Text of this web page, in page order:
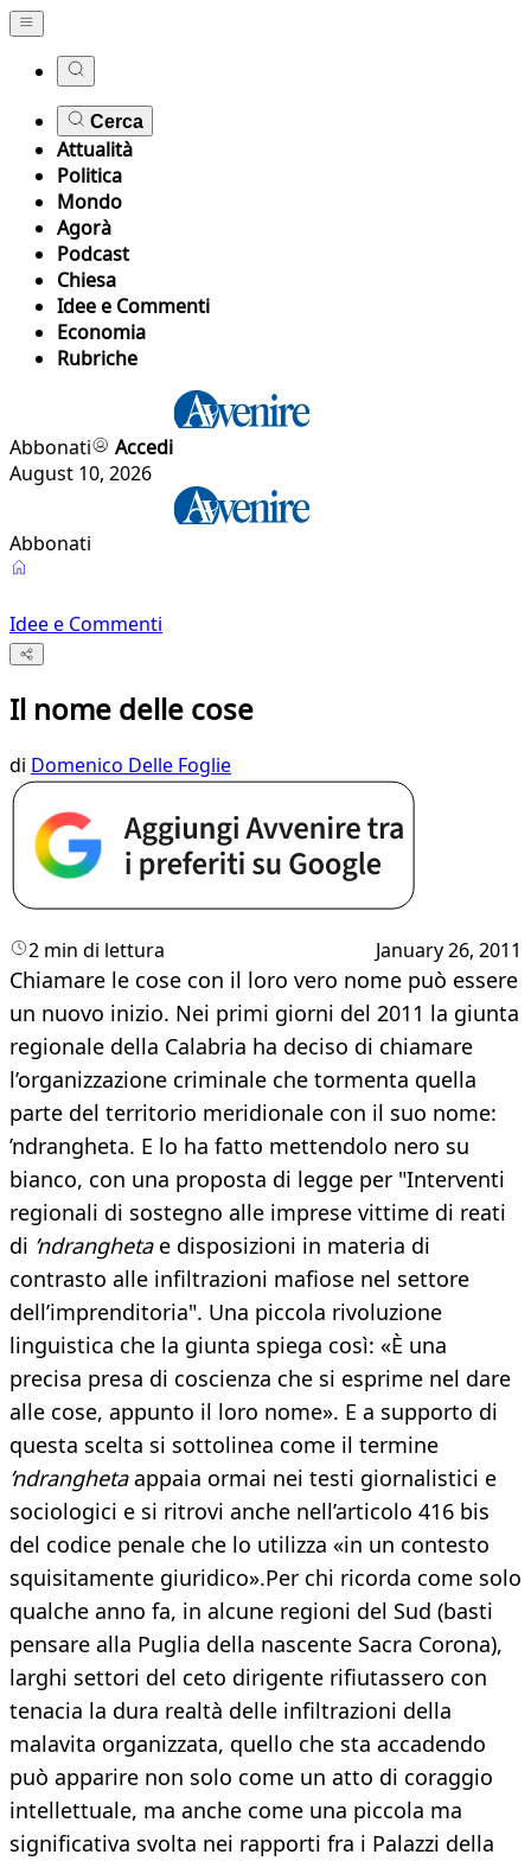
Cerca
Attualità
Politica
Mondo
Agorà
Podcast
Chiesa
Idee e Commenti
Economia
Rubriche
Abbonati
Accedi
August 10, 2026
Abbonati
Idee e Commenti
Il nome delle cose
di Domenico Delle Foglie
2 min di lettura January 26, 2011
Chiamare le cose con il loro vero nome può essere
un nuovo inizio. Nei primi giorni del 2011 la giunta
regionale della Calabria ha deciso di chiamare
l’organizzazione criminale che tormenta quella
parte del territorio meridionale con il suo nome:
’ndrangheta. E lo ha fatto mettendolo nero su
bianco, con una proposta di legge per "Interventi
regionali di sostegno alle imprese vittime di reati
di ’ndranghetae disposizioni in materia di
contrasto alle infiltrazioni mafiose nel settore
dell’imprenditoria". Una piccola rivoluzione
linguistica che la giunta spiega così: «È una
precisa presa di coscienza che si esprime nel dare
alle cose, appunto il loro nome». E a supporto di
questa scelta si sottolinea come il termine
’ndranghetaappaia ormai nei testi giornalistici e
sociologici e si ritrovi anche nell’articolo 416 bis
del codice penale che lo utilizza «in un contesto
squisitamente giuridico».Per chi ricorda come solo
qualche anno fa, in alcune regioni del Sud (basti
pensare alla Puglia della nascente Sacra Corona),
larghi settori del ceto dirigente rifiutassero con
tenacia la dura realtà delle infiltrazioni della
malavita organizzata, quello che sta accadendo
può apparire non solo come un atto di coraggio
intellettuale, ma anche come una piccola ma
significativa svolta nei rapporti fra i Palazzi della